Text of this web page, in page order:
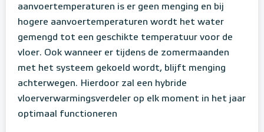
aanvoertemperaturen is er geen menging en bij
hogere aanvoertemperaturen wordt het water
gemengd tot een geschikte temperatuur voor de
vloer. Ook wanneer er tijdens de zomermaanden
met het systeem gekoeld wordt, blijft menging
achterwegen. Hierdoor zal een hybride
vloerverwarmingsverdeler op elk moment in het jaar
optimaal functioneren